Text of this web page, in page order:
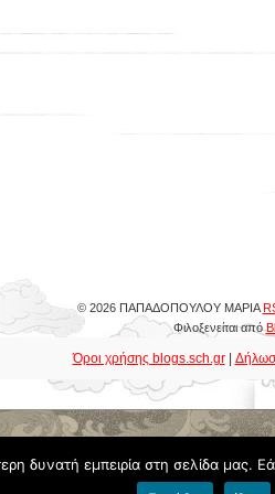
© 2026 ΠΑΠΑΔΟΠΟΥΛΟΥ ΜΑΡΙΑ
Φιλοξενείται από
Όροι χρήσης blogs.sch.gr|
δυνατή εμπειρία στη σελίδα μας.